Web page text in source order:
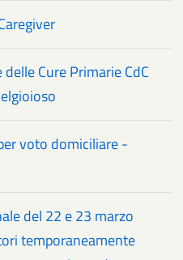
Cure Primarie CdC
voto domiciliare -
del 22 e 23 marzo
temporaneamente